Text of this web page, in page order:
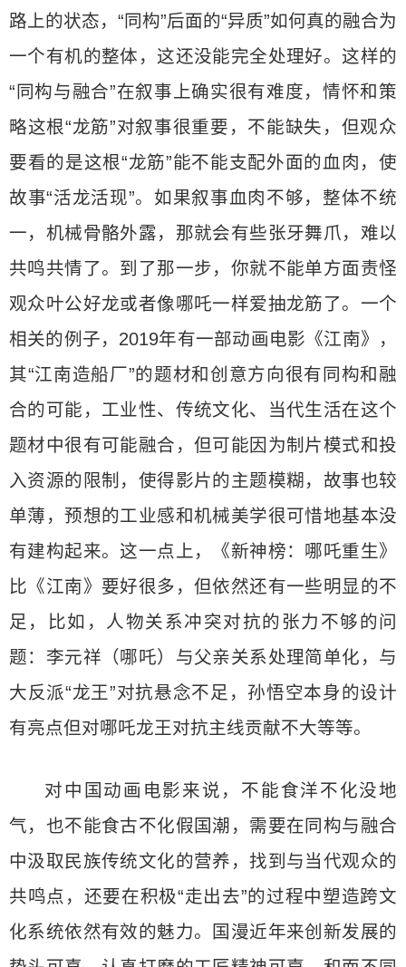
路上的状态，“同构”后面的“异质”如何真的融合为
一个有机的整体，这还没能完全处理好。这样的
“同构与融合”在叙事上确实很有难度，情怀和策
略这根“龙筋”对叙事很重要，不能缺失，但观众
要看的是这根“龙筋”能不能支配外面的血肉，使
故事“活龙活现”。如果叙事血肉不够，整体不统
一，机械骨骼外露，那就会有些张牙舞爪，难以
共鸣共情了。到了那一步，你就不能单方面责怪
观众叶公好龙或者像哪吒一样爱抽龙筋了。一个
相关的例子，2019年有一部动画电影《江南》，
其“江南造船厂”的题材和创意方向很有同构和融
合的可能，工业性、传统文化、当代生活在这个
题材中很有可能融合，但可能因为制片模式和投
入资源的限制，使得影片的主题模糊，故事也较
单薄，预想的工业感和机械美学很可惜地基本没
有建构起来。这一点上，《新神榜：哪吒重生》
比《江南》要好很多，但依然还有一些明显的不
足，比如，人物关系冲突对抗的张力不够的问
题：李元祥（哪吒）与父亲关系处理简单化，与
大反派“龙王”对抗悬念不足，孙悟空本身的设计
有亮点但对哪吒龙王对抗主线贡献不大等等。
对中国动画电影来说，不能食洋不化没地
气，也不能食古不化假国潮，需要在同构与融合
中汲取民族传统文化的营养，找到与当代观众的
共鸣点，还要在积极“走出去”的过程中塑造跨文
化系统依然有效的魅力。国漫近年来创新发展的